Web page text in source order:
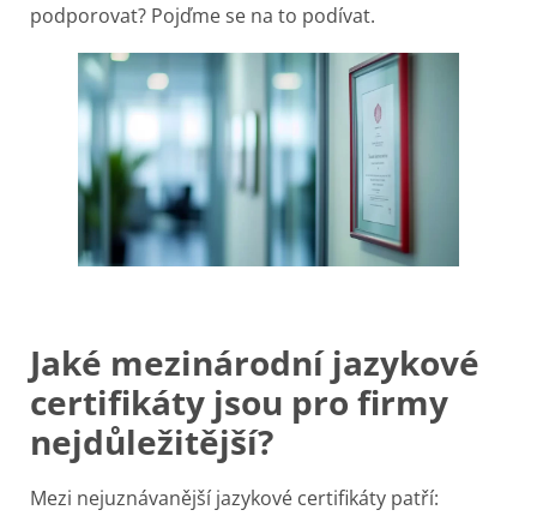
podporovat? Pojďme se na to podívat.
Jaké mezinárodní jazykové
certifikáty jsou pro firmy
nejdůležitější?
Mezi nejuznávanější jazykové certifikáty patří: